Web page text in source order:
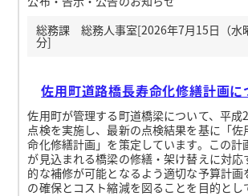
総務課 総務人事室[2026年7月15日（水
分]
佐用町道路橋長寿命化修繕計画に
佐用町が管理する町道橋梁について、平成
点検を実施し、最新の点検結果を基に「佐
命化修繕計画」を策定しています。この計
が見込まれる橋梁の修繕・架け替えに対応
的な補修が可能となるよう適切な予算計画
の確保とコスト縮減を図ることを目的とし